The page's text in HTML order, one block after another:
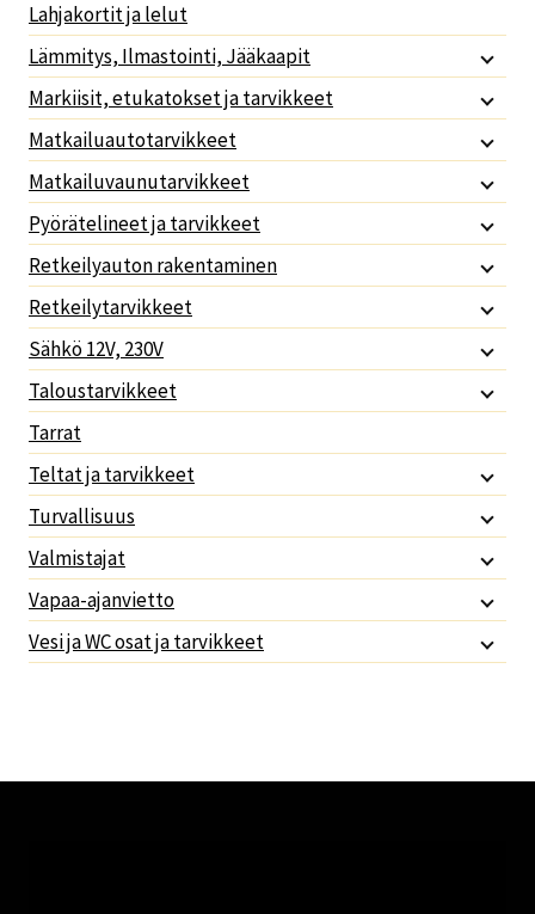
Lahjakortit ja lelut
Lämmitys, Ilmastointi, Jääkaapit
Markiisit, etukatokset ja tarvikkeet
Matkailuautotarvikkeet
Matkailuvaunutarvikkeet
Pyörätelineet ja tarvikkeet
Retkeilyauton rakentaminen
Retkeilytarvikkeet
Sähkö 12V, 230V
Taloustarvikkeet
Tarrat
Teltat ja tarvikkeet
Turvallisuus
Valmistajat
Vapaa-ajanvietto
Vesi ja WC osat ja tarvikkeet